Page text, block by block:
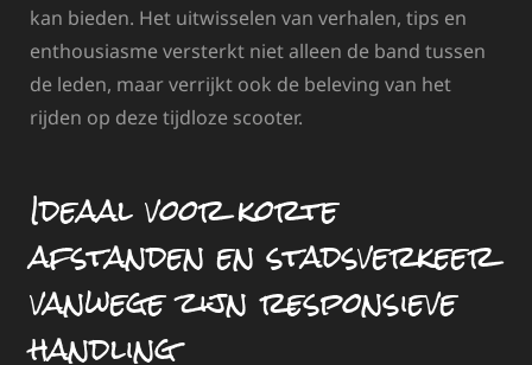
kan bieden. Het uitwisselen van verhalen, tips en
enthousiasme versterkt niet alleen de band tussen
de leden, maar verrijkt ook de beleving van het
rijden op deze tijdloze scooter.
Ideaal voor korte
afstanden en stadsverkeer
vanwege zijn responsieve
handling